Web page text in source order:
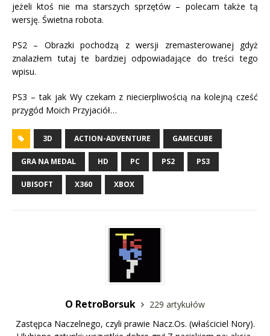
jeżeli ktoś nie ma starszych sprzętów – polecam także tą
wersję. Świetna robota.
PS2 – Obrazki pochodzą z wersji zremasterowanej gdyż
znalazłem tutaj te bardziej odpowiadające do treści tego
wpisu.
PS3 – tak jak Wy czekam z niecierpliwością na kolejną cześć
przygód Moich Przyjaciół…
3D ACTION-ADVENTURE GAMECUBE
GRA NA MEDAL HD PC PS2 PS3
UBISOFT X360 XBOX
O RetroBorsuk
229 artykułów
Zastępca Naczelnego, czyli prawie Nacz.Os. (właściciel Nory).